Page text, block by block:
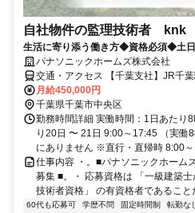
自社物件の監理技術者 knk
生活に寄り添う働き方◆資格必須◆土
パナソニックホームズ株式会社
交通・アクセス 【千葉支社】JR千
ノレール市役所前駅から徒歩約10分
への直行直帰が基本。事務所へは月
月給450,000円
千葉県千葉市中央区
勤務時間詳細 実働時間：1日あたり
り20日 〜 21日 9:00～17:45 （実働
にありません ※直行・直帰時 8:00
仕事内容 ・。■パナソニックホーム
募集 ■。・ 応募資格は 「一級建築
技術者資格」 の有資格者であるこ
60代も応募可 学歴不問 固定時間制 転勤な